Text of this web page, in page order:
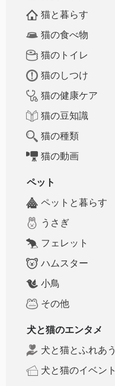
猫と暮らす
猫の食べ物
猫のトイレ
猫のしつけ
猫の健康ケア
猫の豆知識
猫の種類
猫の動画
ペット
ペットと暮らす
うさぎ
フェレット
ハムスター
小鳥
その他
犬と猫のエンタメ
犬と猫とふれあう
犬と猫のイベント